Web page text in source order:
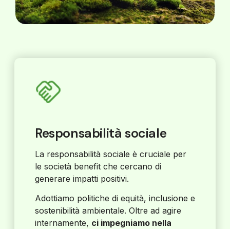
Responsabilità sociale
La responsabilità sociale è cruciale per
le società benefit che cercano di
generare impatti positivi.
Adottiamo politiche di equità, inclusione e
sostenibilità ambientale. Oltre ad agire
internamente, ci impegniamo nella